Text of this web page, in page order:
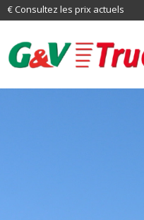
€ Consultez les prix actuels